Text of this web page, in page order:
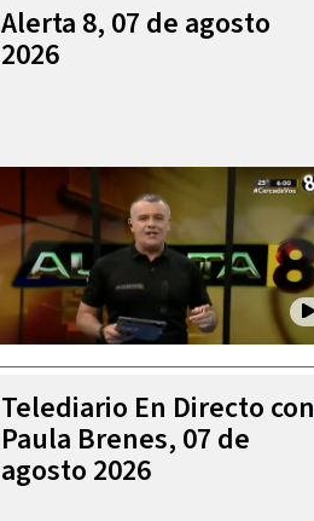
Alerta 8, 07 de agosto
2026
Telediario En Directo con
Paula Brenes, 07 de
agosto 2026